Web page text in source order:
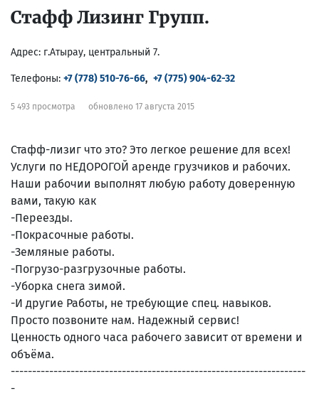
Стафф Лизинг Групп.
Адрес: г.Атырау, центральный 7.
Телефоны: +7 (778) 510-76-66, +7 (775) 904-62-32
5 493 просмотра обновлено 17 августа 2015
Стафф-лизиг что это? Это легкое решение для всех!
Услуги по НЕДОРОГОЙ аренде грузчиков и рабочих.
Наши рабочии выполнят любую работу доверенную
вами, такую как
-Переезды.
-Покрасочные работы.
-Земляные работы.
-Погрузо-разгрузочные работы.
-Уборка снега зимой.
-И другие Работы, не требующие спец. навыков.
Просто позвоните нам. Надежный сервис!
Ценность одного часа рабочего зависит от времени и
объёма.
---------------------------------------------------------------------
-